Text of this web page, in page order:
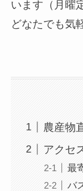
います（月曜
どなたでも気
農産物
アクセ
最
バ